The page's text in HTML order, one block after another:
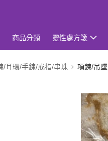
商品分類 靈性處方箋
/耳環/手鍊/戒指/串珠 項鍊/吊墜